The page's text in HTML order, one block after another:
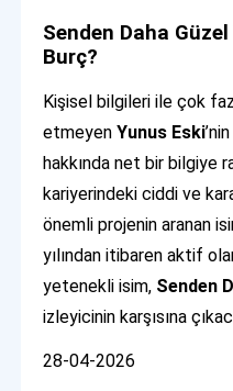
Senden Daha
Burç?
Kişisel bilgileri ile çok
etmeyenYunus Eski
hakkında net bir bilgiye
kariyerindeki ciddi ve
önemli projenin aranan
yılından itibaren aktif
yetenekli isim, Senden
izleyicinin karşısına
28-04-2026